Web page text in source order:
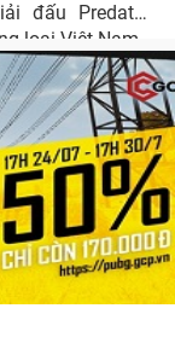
đấu Predator
loại Việt Nam.